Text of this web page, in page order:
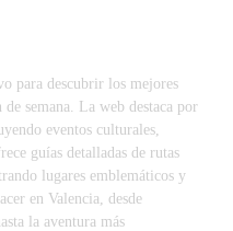
para descubrir los mejores
semana. La web destaca por
eventos culturales,
guías detalladas de rutas
lugares emblemáticos y
en Valencia, desde
la aventura más